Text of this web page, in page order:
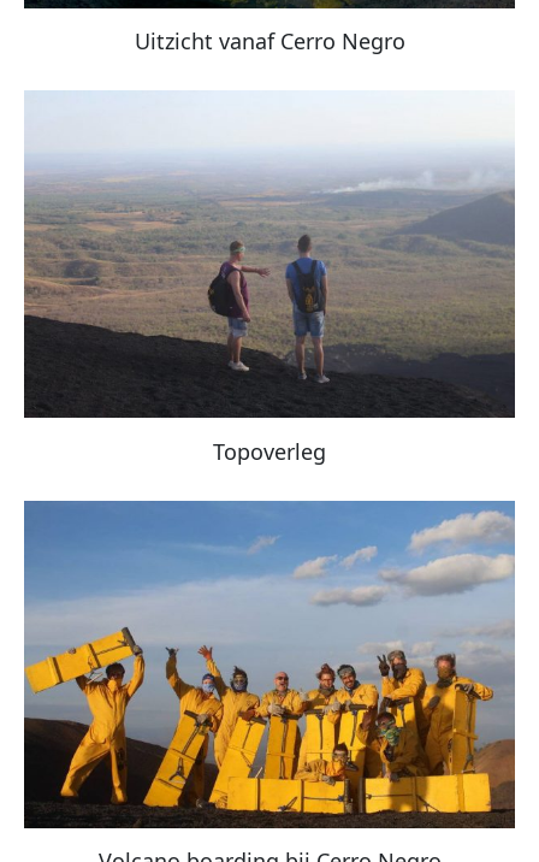
Uitzicht vanaf Cerro Negro
Topoverleg